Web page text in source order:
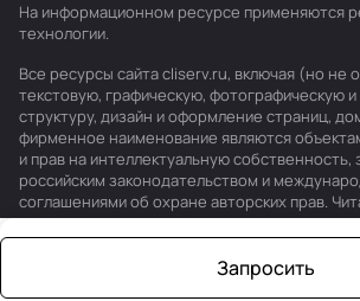
Запросить
На информационном ресурсе применяются
технологии.
Все ресурсы сайта cliserv.ru, включая (но не
текстовую, графическую, фотографическую
структуру, дизайн и оформление страниц,
фирменное наименование являются
и прав на интеллектуальную
российским законодательством и
соглашениями об охране авторских прав.